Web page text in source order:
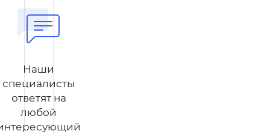
Наши
специалисты
ответят на
любой